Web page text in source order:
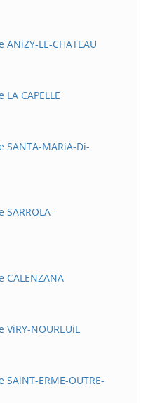
LE-CHATEAU
CAPELLE
MARiA-Di-
NOUREUiL
ERME-OUTRE-